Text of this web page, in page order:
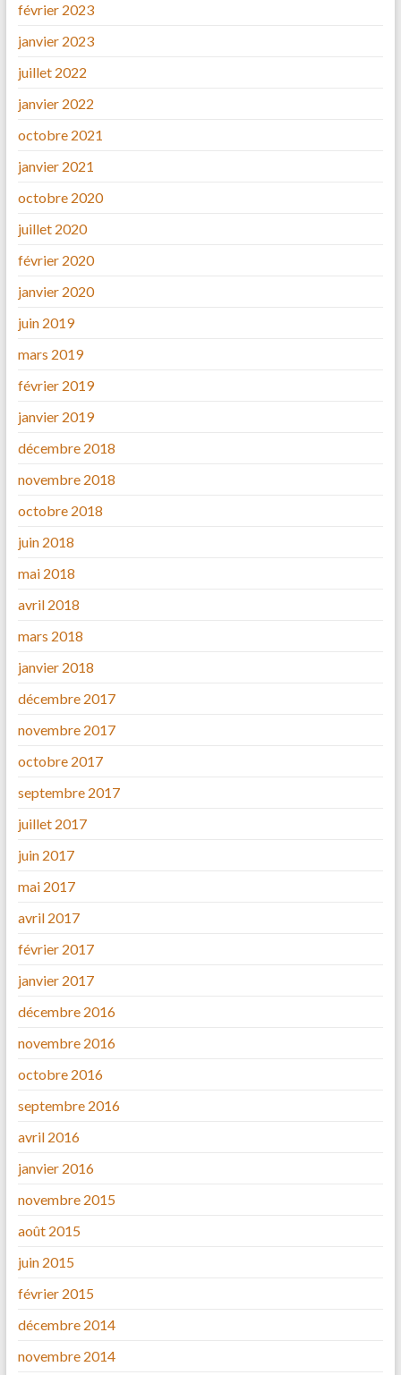
février 2023
janvier 2023
juillet 2022
janvier 2022
octobre 2021
janvier 2021
octobre 2020
juillet 2020
février 2020
janvier 2020
juin 2019
mars 2019
février 2019
janvier 2019
décembre 2018
novembre 2018
octobre 2018
juin 2018
mai 2018
avril 2018
mars 2018
janvier 2018
décembre 2017
novembre 2017
octobre 2017
septembre 2017
juillet 2017
juin 2017
mai 2017
avril 2017
février 2017
janvier 2017
décembre 2016
novembre 2016
octobre 2016
septembre 2016
avril 2016
janvier 2016
novembre 2015
août 2015
juin 2015
février 2015
décembre 2014
novembre 2014